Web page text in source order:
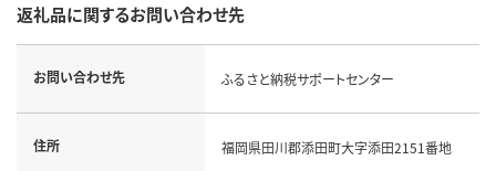
返礼品に関するお問い合わせ先
お問い合わせ先 ふるさと納税サポートセンター
住所 福岡県田川郡添田町大字添田2151番地